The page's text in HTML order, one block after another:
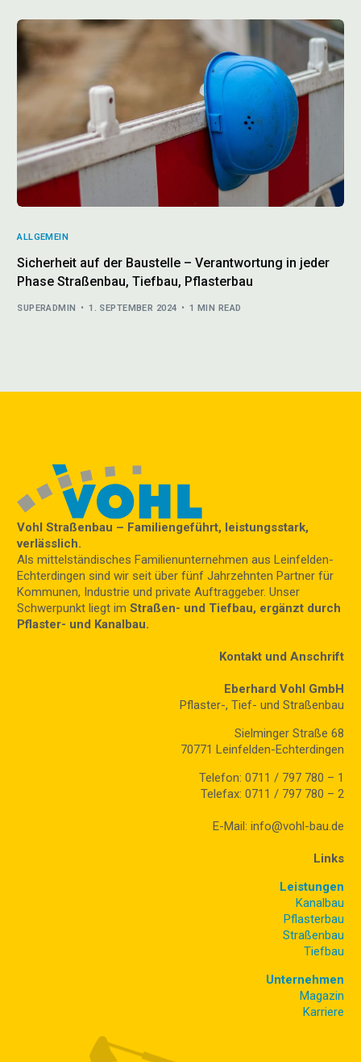
ALLGEMEIN
Sicherheit auf der Baustelle – Verantwortung in jeder
Phase Straßenbau, Tiefbau, Pflasterbau
SUPERADMIN 1. SEPTEMBER 2024 1 MIN READ
Vohl Straßenbau – Familiengeführt, leistungsstark,
verlässlich.
Als mittelständisches Familienunternehmen aus Leinfelden-
Echterdingen sind wir seit über fünf Jahrzehnten Partner für
Kommunen, Industrie und private Auftraggeber. Unser
Schwerpunkt liegt imStraßen- und Tiefbau, ergänzt durch
Pflaster- und Kanalbau.
Kontakt und Anschrift
Eberhard Vohl GmbH
Pflaster-, Tief- und Straßenbau
Sielminger Straße 68
70771 Leinfelden-Echterdingen
Telefon: 0711 / 797 780 – 1
Telefax: 0711 / 797 780 – 2
E-Mail: info@vohl-bau.de
Links
Leistungen
Kanalbau
Pflasterbau
Straßenbau
Tiefbau
Unternehmen
Magazin
Karriere